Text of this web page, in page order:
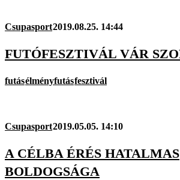
Csupasport2019.08.25. 14:44
FUTÓFESZTIVÁL VÁR
futásélményfutásfesztivál
Csupasport2019.05.05. 14:10
A CÉLBA ÉRÉS HATALMAS
BOLDOGSÁGA